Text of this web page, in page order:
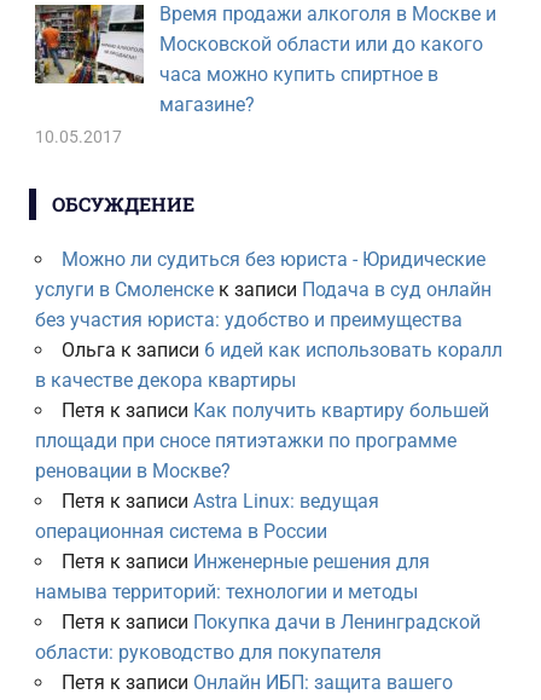
Время продажи алкоголя в Москве и
Московской области или до какого
часа можно купить спиртное в
магазине?
10.05.2017
ОБСУЖДЕНИЕ
Можно ли судиться без юриста - Юридические
услуги в Смоленскек записи Подача в суд онлайн
без участия юриста: удобство и преимущества
Ольга к записи 6 идей как использовать коралл
в качестве декора квартиры
Петя к записи Как получить квартиру большей
площади при сносе пятиэтажки по программе
реновации в Москве?
Петя к записи Astra Linux: ведущая
операционная система в России
Петя к записи Инженерные решения для
намыва территорий: технологии и методы
Петя к записи Покупка дачи в Ленинградской
области: руководство для покупателя
Петя к записи Онлайн ИБП: защита вашего